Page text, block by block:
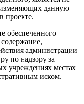
данную
проекте.
обеспеченного
администрации
по надзору за
учреждениях местах
иском.